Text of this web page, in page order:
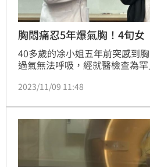
胸悶痛忍5年爆氣胸！4旬女
40多歲的凃小姐五年前突感到
過氣無法呼吸，經就醫檢查為
能，嚴重時只要深呼吸就會引發
醫院加護病房插管、得放葉克
底接獲配對通知，雙和醫院肺
植手術，歷經13小時的馬拉松
2023/11/09 11:48